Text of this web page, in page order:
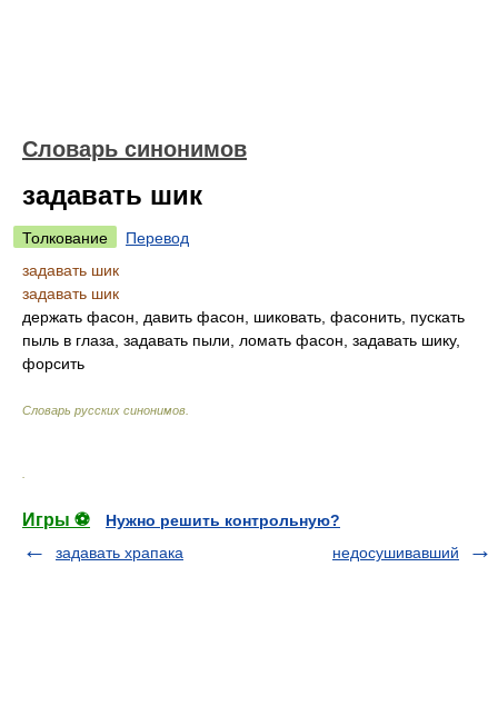
Словарь синонимов
задавать шик
Толкование
Перевод
задавать шик
задавать шик
держать фасон, давить фасон, шиковать, фасонить, пускать
пыль в глаза, задавать пыли, ломать фасон, задавать шику,
форсить
Словарь русских синонимов
Игры ⚽
Нужно решить контрольную?
задавать храпака
недосушивавший